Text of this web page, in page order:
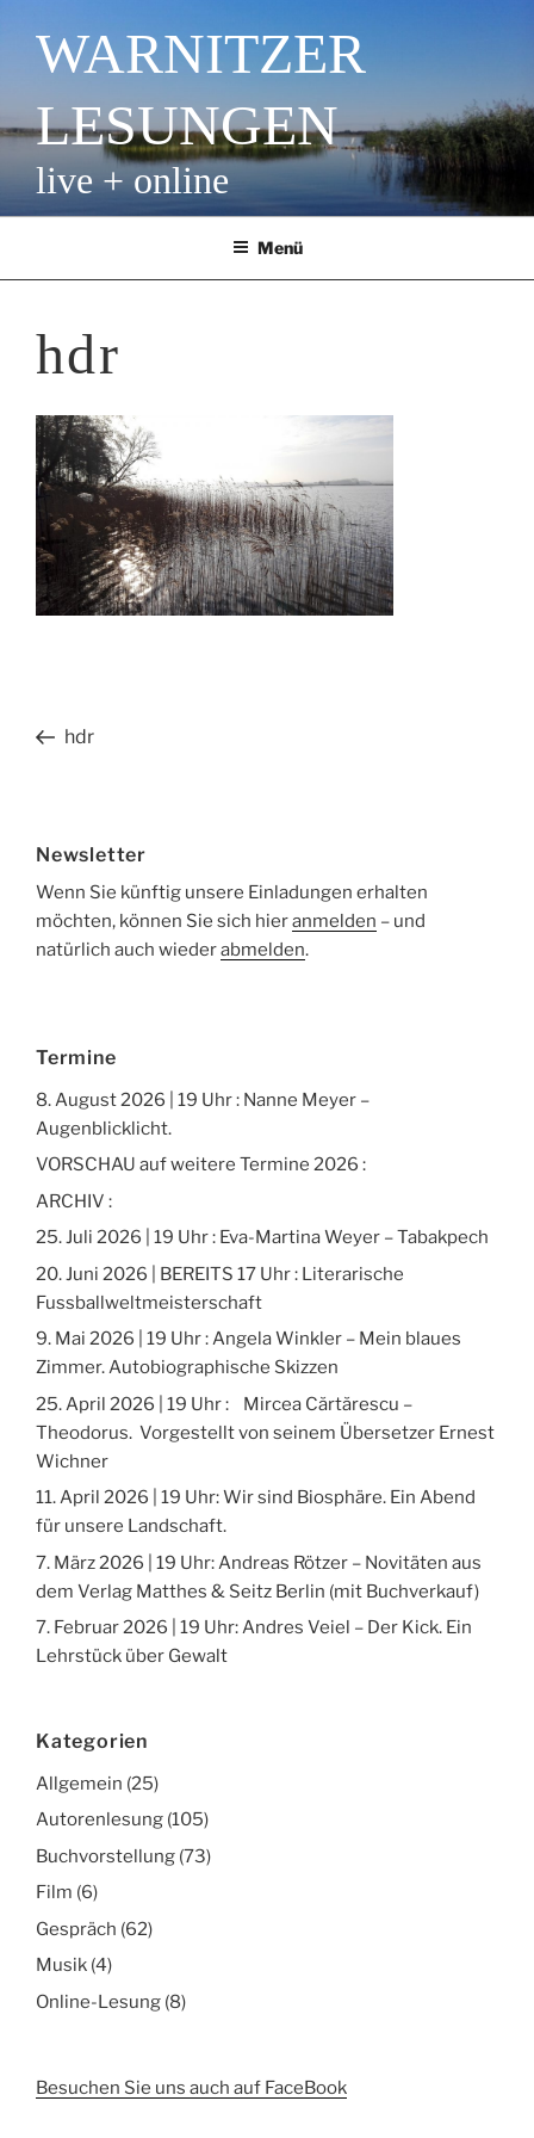
Inhalt
springenWARNITZER
LESUNGEN
live + online
Menü
hdr
Beitragsnavigation
Vorheriger
hdr
Newsletter
Wenn Sie künftig unsere Einladungen erhalten
möchten, können Sie sich hieranmelden – und
natürlich auch wiederabmelden.
Termine
8. August 2026 | 19 Uhr : Nanne Meyer –
Augenblicklicht.
VORSCHAU auf weitere Termine 2026 :
ARCHIV :
25. Juli 2026 | 19 Uhr : Eva-Martina Weyer – Tabakpech
20. Juni 2026 | BEREITS 17 Uhr : Literarische
Fussballweltmeisterschaft
9. Mai 2026 | 19 Uhr : Angela Winkler – Mein blaues
Zimmer. Autobiographische Skizzen
25. April 2026 | 19 Uhr : Mircea Cărtărescu –
Theodorus. Vorgestellt von seinem Übersetzer Ernest
Wichner
11. April 2026 | 19 Uhr: Wir sind Biosphäre. Ein Abend
für unsere Landschaft.
7. März 2026 | 19 Uhr: Andreas Rötzer – Novitäten aus
dem Verlag Matthes & Seitz Berlin (mit Buchverkauf)
7. Februar 2026 | 19 Uhr: Andres Veiel – Der Kick. Ein
Lehrstück über Gewalt
Kategorien
Allgemein (25)
Autorenlesung (105)
Buchvorstellung (73)
Film (6)
Gespräch (62)
Musik (4)
Online-Lesung (8)
Besuchen Sie uns auch auf FaceBook